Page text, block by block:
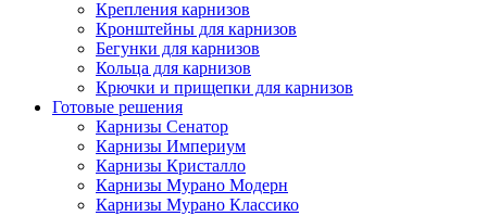
Крепления карнизов
Кронштейны для карнизов
Бегунки для карнизов
Кольца для карнизов
Крючки и прищепки для карнизов
Готовые решения
Карнизы Сенатор
Карнизы Империум
Карнизы Кристалло
Карнизы Мурано Модерн
Карнизы Мурано Классико